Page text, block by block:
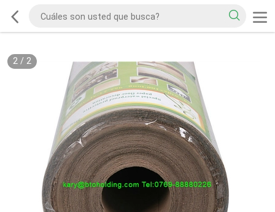
2/ 2